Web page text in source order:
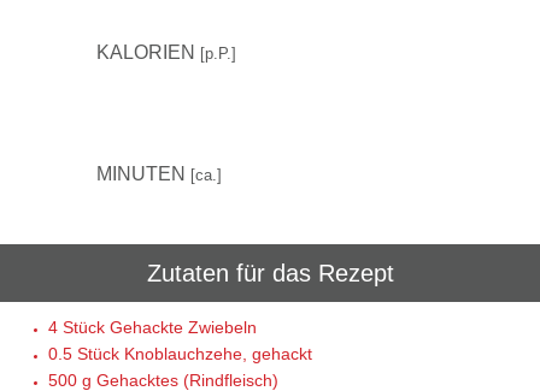
KALORIEN [p.P.]
MINUTEN [ca.]
Zutaten für das Rezept
4 Stück Gehackte Zwiebeln
0.5 Stück Knoblauchzehe, gehackt
500 g Gehacktes (Rindfleisch)